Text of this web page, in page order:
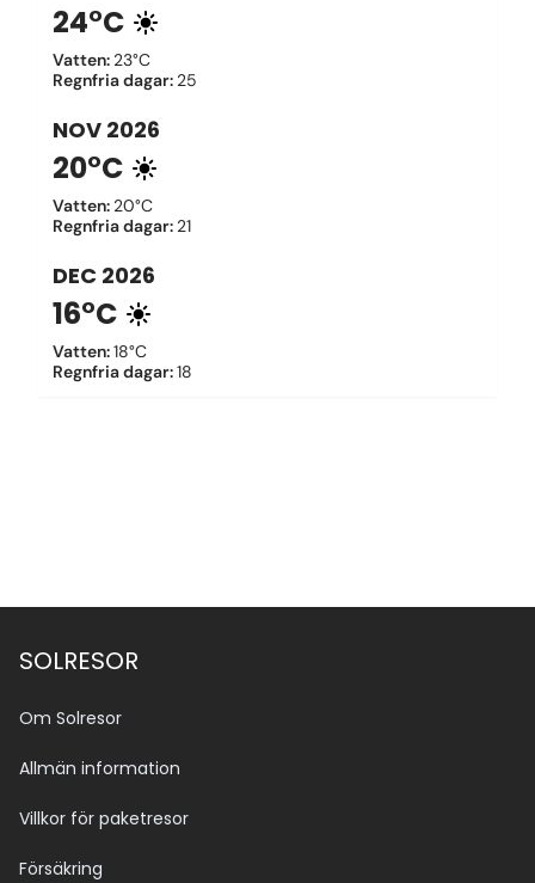
24°C
Vatten: 23°C
Regnfria dagar: 25
NOV 2026
20°C
Vatten: 20°C
Regnfria dagar: 21
DEC 2026
16°C
Vatten:18°C
Regnfria dagar:18
SOLRESOR
Om Solresor
Allmän information
Villkor för paketresor
Försäkring